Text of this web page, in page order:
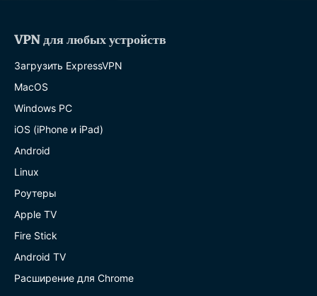
VPN для любых устройств
Загрузить ExpressVPN
MacOS
Windows PC
iOS (iPhone и iPad)
Android
Linux
Роутеры
Apple TV
Fire Stick
Android TV
Расширение для Chrome